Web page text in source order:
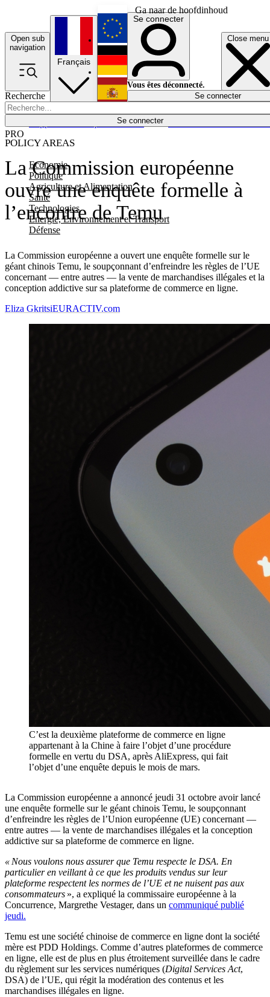
Ga naar de hoofdinhoud
Open sub
navigation
Close menu
Recherche
Se connecter
POLICY AREAS
Economie
Politique
Agriculture et Alimentation
Santé
Technologies
Energie, Environnement et Transport
Défense
Économie
Français
English
Deutsch
Español
Se connecter
Vous êtes déconnecté.
Se connecter
La Commission européenne
ouvre une enquête formelle à
l’encontre de Temu
La Commission européenne a ouvert une enquête formelle sur le
géant chinois Temu, le soupçonnant d’enfreindre les règles de l’UE
concernant — entre autres — la vente de marchandises illégales et la
conception addictive sur sa plateforme de commerce en ligne.
PRO
Eliza GkritsiEURACTIV.com
C’est la deuxième plateforme de commerce en ligne
appartenant à la Chine à faire l’objet d’une procédure
formelle en vertu du DSA, après AliExpress, qui fait
l’objet d’une enquête depuis le mois de mars.
La Commission européenne a annoncé jeudi 31 octobre avoir lancé
une enquête formelle sur le géant chinois Temu, le soupçonnant
d’enfreindre les règles de l’Union européenne (UE) concernant —
entre autres — la vente de marchandises illégales et la conception
addictive sur sa plateforme de commerce en ligne.
« Nous voulons nous assurer que Temu respecte le DSA. En
particulier en veillant à ce que les produits vendus sur leur
plateforme respectent les normes de l’UE et ne nuisent pas aux
consommateurs », a expliqué la commissaire européenne à la
Concurrence, Margrethe Vestager, dans un communiqué publié
jeudi.
Temu est une société chinoise de commerce en ligne dont la société
mère est PDD Holdings. Comme d’autres plateformes de commerce
en ligne, elle est de plus en plus étroitement surveillée dans le cadre
du règlement sur les services numériques (Digital Services Act,
DSA) de l’UE, qui régit la modération des contenus et les
marchandises illégales en ligne.